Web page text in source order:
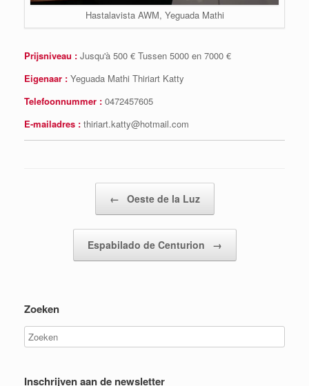
Hastalavista AWM, Yeguada Mathi
Prijsniveau : Jusqu'à 500 € Tussen 5000 en 7000 €
Eigenaar : Yeguada Mathi Thiriart Katty
Telefoonnummer : 0472457605
E-mailadres : thiriart.katty@hotmail.com
← Oeste de la Luz
Espabilado de Centurion →
Zoeken
Inschrijven aan de newsletter